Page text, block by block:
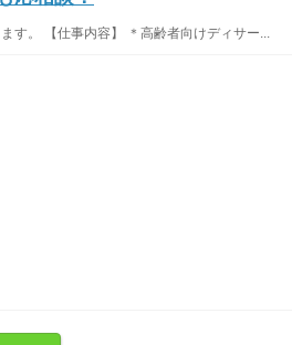
。 【仕事内容】 ＊高齢者向けディサー...